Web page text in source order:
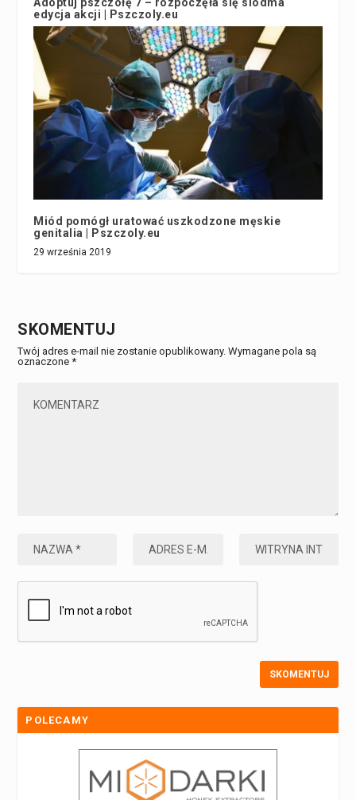
edycja akcji | Pszczoly.eu
5 października 2019
Miód pomógł uratować uszkodzone męskie
genitalia | Pszczoly.eu
29 września 2019
SKOMENTUJ
Twój adres e-mail nie zostanie opublikowany. Wymagane pola są
oznaczone*
POLECAMY